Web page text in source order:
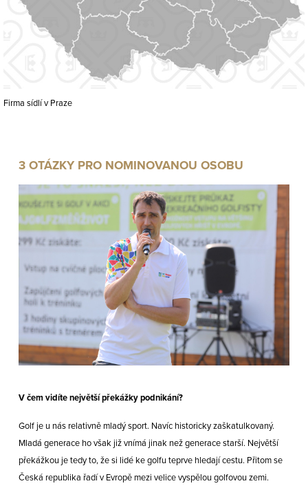
Firma sídlí v Praze
3 OTÁZKY PRO NOMINOVANOU OSOBU
V čem vidíte největší překážky podnikání?
Golf je u nás relativně mladý sport. Navíc historicky zaškatulkovaný.
Mladá generace ho však již vnímá jinak než generace starší. Největší
překážkou je tedy to, že si lidé ke golfu teprve hledají cestu. Přitom se
Česká republika řadí v Evropě mezi velice vyspělou golfovou zemi.